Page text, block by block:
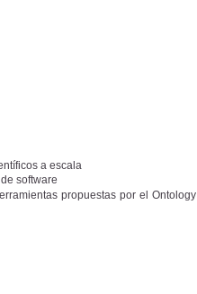
a escala
software
propuestas por el Ontology